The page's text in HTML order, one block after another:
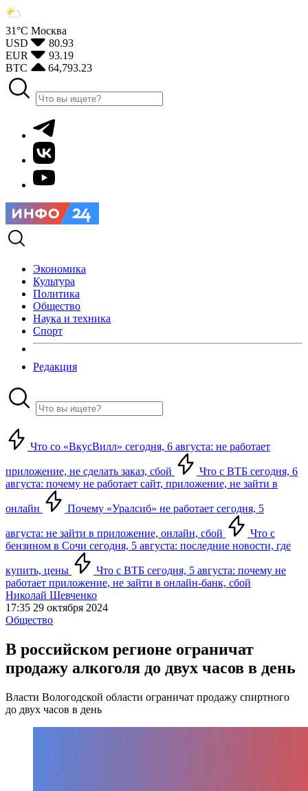
31°С Москва
USD
80.93
EUR
93.19
BTC
64,793.23
Экономика
Культура
Политика
Общество
Наука и техника
Спорт
Редакция
Что со «ВкусВилл» сегодня, 6 августа: не работает
приложение, не сделать заказ, сбой
Что с ВТБ сегодня, 6
августа: почему не работает сайт, приложение, не зайти в
онлайн Почему «Уралсиб» не работает сегодня, 5
августа: не зайти в приложение, онлайн, сбой
Что с
бензином в Сочи сегодня, 5 августа: последние новости, где
купить, цены
Что с ВТБ сегодня, 5 августа: почему не
работает приложение, не зайти в онлайн-банк, сбой
Николай Шевченко
17:35 29 октября 2024
Общество
В российском регионе ограничат
продажу алкоголя до двух часов в день
Власти Вологодской области ограничат продажу спиртного
до двух часов в день